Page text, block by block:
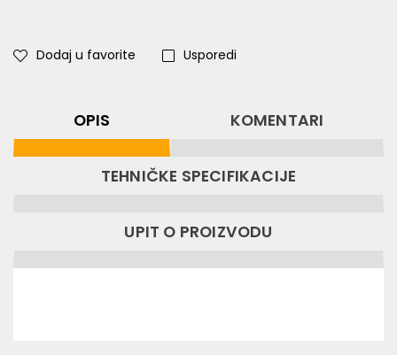
Dodaj u favorite Usporedi
OPIS KOMENTARI
TEHNIČKE SPECIFIKACIJE
UPIT O PROIZVODU